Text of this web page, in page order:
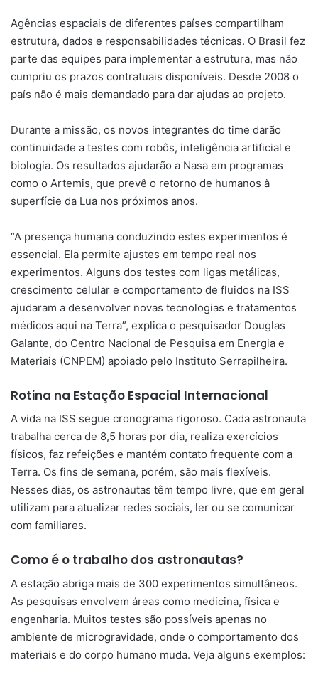
Agências espaciais de diferentes países compartilham
estrutura, dados e responsabilidades técnicas. O Brasil fez
parte das equipes para implementar a estrutura, mas não
cumpriu os prazos contratuais disponíveis. Desde 2008 o
país não é mais demandado para dar ajudas ao projeto.
Durante a missão, os novos integrantes do time darão
continuidade a testes com robôs, inteligência artificial e
biologia. Os resultados ajudarão a Nasa em programas
como o Artemis, que prevê o retorno de humanos à
superfície da Lua nos próximos anos.
“A presença humana conduzindo estes experimentos é
essencial. Ela permite ajustes em tempo real nos
experimentos. Alguns dos testes com ligas metálicas,
crescimento celular e comportamento de fluidos na ISS
ajudaram a desenvolver novas tecnologias e tratamentos
médicos aqui na Terra”, explica o pesquisador Douglas
Galante, do Centro Nacional de Pesquisa em Energia e
Materiais (CNPEM) apoiado pelo Instituto Serrapilheira.
Rotina na Estação Espacial Internacional
A vida na ISS segue cronograma rigoroso. Cada astronauta
trabalha cerca de 8,5 horas por dia, realiza exercícios
físicos, faz refeições e mantém contato frequente com a
Terra. Os fins de semana, porém, são mais flexíveis.
Nesses dias, os astronautas têm tempo livre, que em geral
utilizam para atualizar redes sociais, ler ou se comunicar
com familiares.
Como é o trabalho dos astronautas?
A estação abriga mais de 300 experimentos simultâneos.
As pesquisas envolvem áreas como medicina, física e
engenharia. Muitos testes são possíveis apenas no
ambiente de microgravidade, onde o comportamento dos
materiais e do corpo humano muda. Veja alguns exemplos: